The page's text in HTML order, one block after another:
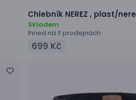
Chlebník NEREZ , plast/
Skladem
Ihned na 8 prodejnách
699 Kč